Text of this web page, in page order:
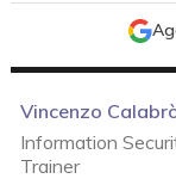
Vincenzo
Information
Trainer